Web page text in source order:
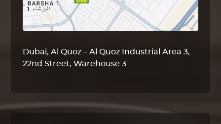
Dubai, Al Quoz – Al Quoz Industrial Area 3,
22nd Street, Warehouse 3